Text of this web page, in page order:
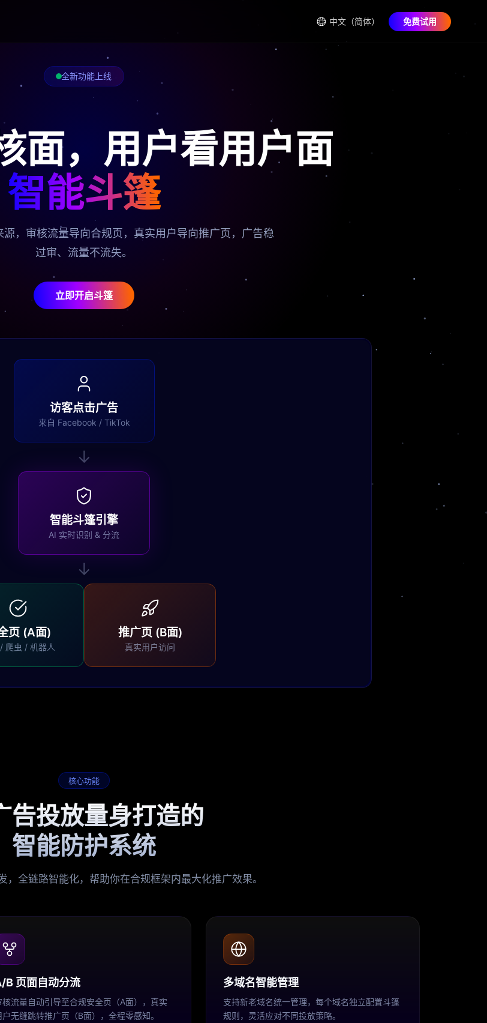
中文（简体） 免费试用
全新功能上线
面，用户看用户面
智能斗篷
，审核流量导向合规页，真实用户导向推广页，广告稳
过审、流量不流失。
立即开启斗篷
访客点击广告
来自 Facebook / TikTok
↓
智能斗篷引擎
AI 实时识别 & 分流
↓
页 (A面)
爬虫 / 机器人
推广页 (B面)
真实用户访问
核心功能
告投放量身打造的
智能防护系统
，全链路智能化，帮助你在合规框架内最大化推广效果。
B 页面自动分流
核流量自动引导至合规安全页（A面），真实
户无缝跳转推广页（B面），全程零感知。
多域名智能管理
支持新老域名统一管理，每个域名独立配置斗篷
规则，灵活应对不同投放策略。